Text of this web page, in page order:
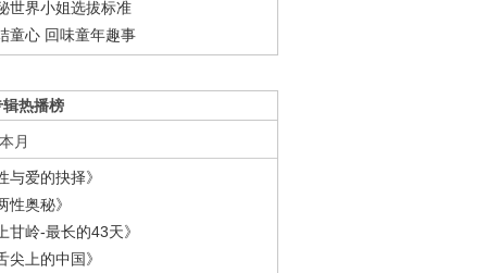
世界小姐选拔标准
童心 回味童年趣事
热播榜
本月
与爱的抉择》
性奥秘》
甘岭-最长的43天》
尖上的中国》